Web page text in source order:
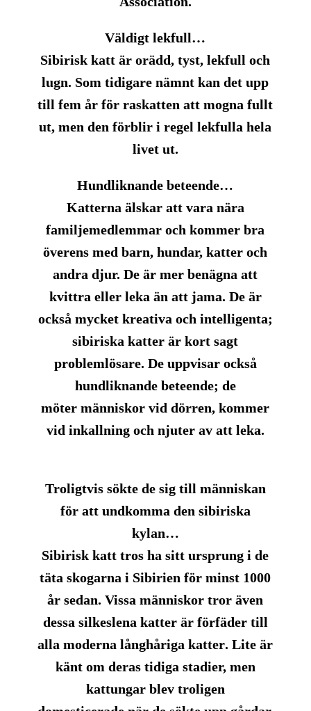
Väldigt lekfull…
Sibirisk katt är orädd, tyst, lekfull och
lugn. Som tidigare nämnt kan det upp
tillfem år för raskatten attmogna fullt
ut, men den förblir i regel lekfulla hela
livet ut.
Hundliknande beteende…
Katterna älskaratt vara nära
familjemedlemmar och kommer bra
överens med barn, hundar, katter och
andra djur. De är mer benägna att
kvittra eller leka än att jama. De är
också mycket kreativa och intelligenta;
sibiriska katter är kort sagt
problemlösare. De uppvisar också
hundliknande beteende; de
möter människor viddörren, kommer
vid inkallningoch njuter av att leka.
Troligtvis sökte de sig till människan
för att undkomma den sibiriska
kylan…
Sibirisk katt tros ha sitt ursprung i de
täta skogarna i Sibirien för minst 1000
år sedan. Vissa människor tror även
dessa silkeslena katter är förfäder till
alla modernalånghåriga katter. Lite är
känt om deras tidiga stadier, men
kattungar blev troligen